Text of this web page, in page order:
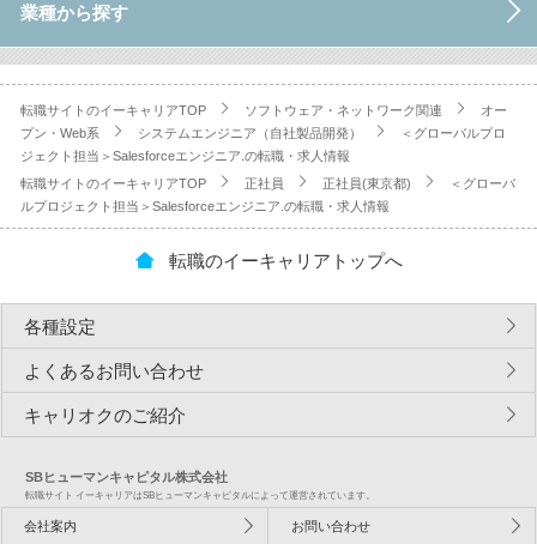
業種から探す
転職サイトのイーキャリアTOP ソフトウェア・ネットワーク関連
オー
プン・Web系
システムエンジニア（自社製品開発）
＜グローバルプロ
ジェクト担当＞Salesforceエンジニア.の転職・求人情報
転職サイトのイーキャリアTOP
正社員 正社員(東京都)
＜グローバ
ルプロジェクト担当＞Salesforceエンジニア.の転職・求人情報
転職のイーキャリアトップへ
各種設定
よくあるお問い合わせ
キャリオクのご紹介
SBヒューマンキャピタル株式会社
転職サイト イーキャリアはSBヒューマンキャピタルによって運営されています。
会社案内 お問い合わせ